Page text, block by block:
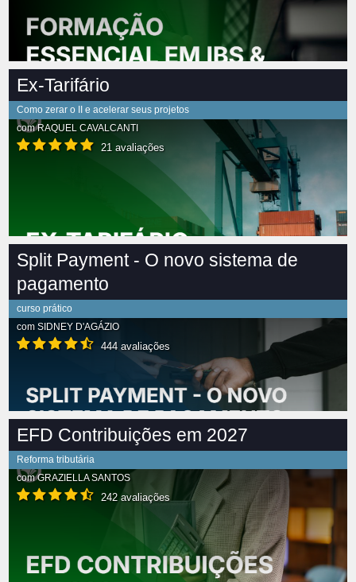
Ex-Tarifário
Como zerar o II e acelerar seus projetos
comRAQUEL CAVALCANTI
21 avaliações
Split Payment - O novo sistema de
pagamento
curso prático
com SIDNEY D'AGÁZIO
444 avaliações
EFD Contribuições em 2027
Reforma tributária
comGRAZIELLA SANTOS
242 avaliações